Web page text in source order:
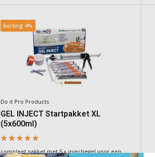
korting 4%
Do it Pro Products
GEL INJECT Startpakket XL
(5x600ml)
compleet pakket met 5 x injectiegel voor een